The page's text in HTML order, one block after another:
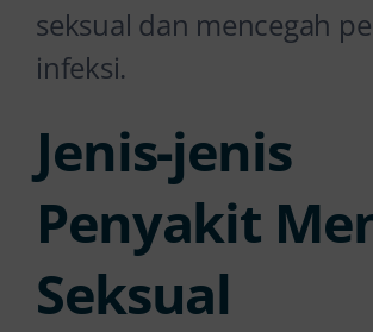
seksual dan mencegah
infeksi.
Jenis-jenis
Penyakit
Seksual